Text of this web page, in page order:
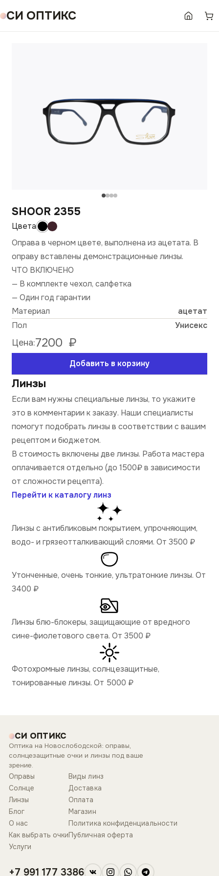
СИ ОПТИКС
SHOOR 2355
Оправа в черном цвете, выполнена из ацетата. В
оправу вставлены демонстрационные линзы.
ЧТО ВКЛЮЧЕНО
— В комплекте чехол, салфетка
— Один год гарантии
Материал
ацетат
Пол
Унисекс
Цена:7200 ₽
Добавить в корзину
Линзы
Если вам нужны специальные линзы, то укажите
это в комментарии к заказу. Наши специалисты
помогут подобрать линзы в соответствии с вашим
рецептом и бюджетом.
В стоимость включены две линзы. Работа мастера
оплачивается отдельно (до 1500₽ в зависимости
от сложности рецепта).
Перейти к каталогу линз
Линзы с антибликовым покрытием, упрочняющим,
водо- и грязеотталкивающий слоями. От 3500 ₽
Утонченные, очень тонкие, ультратонкие линзы. От
3400 ₽
Линзы блю-блокеры, защищающие от вредного
сине-фиолетового света. От 3500 ₽
Фотохромные линзы, солнцезащитные,
тонированные линзы. От 5000 ₽
СИ ОПТИКС
Оптика на Новослободской: оправы,
солнцезащитные очки и линзы под ваше
зрение.
Оправы
Солнце
Линзы
Блог
О нас
Как выбрать очки
Услуги
Виды линз
Доставка
Оплата
Магазин
Политика конфиденциальности
Публичная оферта
+7 991 177 3386